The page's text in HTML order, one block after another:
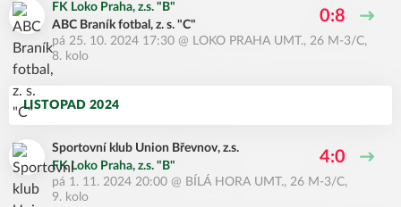
FK Loko Praha, z.s. "B"
ABC Braník fotbal, z. s. "C"
0:8
pá 25. 10. 2024 17:30 @ LOKO PRAHA UMT., 26 M-3/C,
8. kolo
LISTOPAD 2024
Sportovní klub Union Břevnov, z.s.
FK Loko Praha, z.s. "B"
4:0
pá 1. 11. 2024 20:00 @ BÍLÁ HORA UMT., 26 M-3/C,
9. kolo